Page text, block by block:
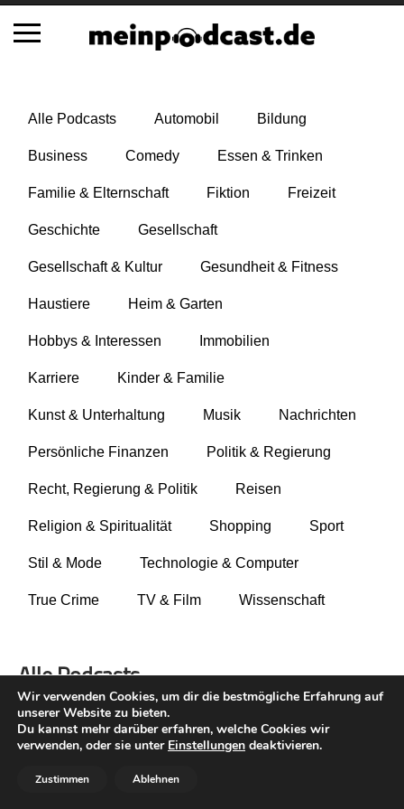
Bildung
Essen & Trinken
Familie & Elternschaft
Freizeit
Geschichte
Gesundheit & Fitness
Haustiere
Hobbys & Interessen
Immobilien
Musik
Nachrichten
Persönliche Finanzen
Politik & Regierung
Alle Podcasts Automobil Bildung
Business Comedy Essen & Trinken
Familie & Elternschaft Fiktion Freizeit
Geschichte Gesellschaft
Gesellschaft & Kultur Gesundheit & Fitness
Haustiere Heim & Garten
Hobbys & Interessen Immobilien
Karriere Kinder & Familie
Kunst & Unterhaltung Musik Nachrichten
Persönliche Finanzen Politik & Regierung
Recht, Regierung & Politik Reisen
Religion & Spiritualität Shopping Sport
Stil & Mode Technologie & Computer
True Crime TV & Film Wissenschaft
Alle Podcasts
Wir verwenden Cookies, um dir die bestmögliche Erfahrung auf
unserer Website zu bieten.
Du kannst mehr darüber erfahren, welche Cookies wir
verwenden, oder sie unter Einstellungen deaktivieren.
Zustimmen Ablehnen